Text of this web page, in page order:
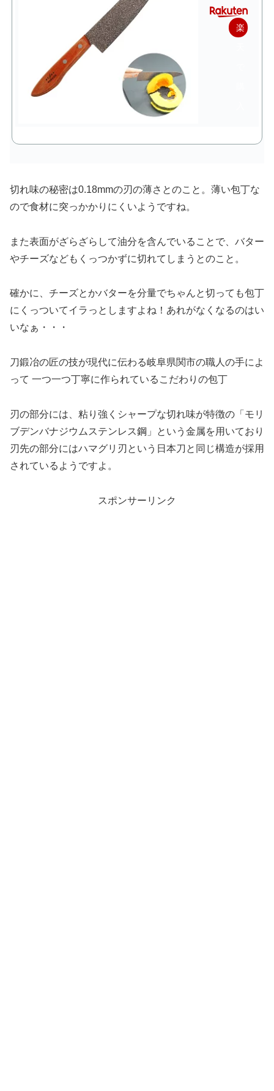
楽
切れ味の秘密は0.18mmの刃の薄さとのこと。薄い包丁な
ので食材に突っかかりにくいようですね。
また表面がざらざらして油分を含んでいることで、バター
やチーズなどもくっつかずに切れてしまうとのこと。
確かに、チーズとかバターを分量でちゃんと切っても包丁
にくっついてイラっとしますよね！あれがなくなるのはい
いなぁ・・・
刀鍛冶の匠の技が現代に伝わる岐阜県関市の職人の手によ
って 一つ一つ丁寧に作られているこだわりの包丁
刃の部分には、粘り強くシャープな切れ味が特徴の「モリ
ブデンバナジウムステンレス鋼」という金属を用いており
刃先の部分にはハマグリ刃という日本刀と同じ構造が採用
されているようですよ。
スポンサーリンク